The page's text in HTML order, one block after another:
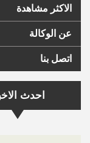
الاكثر مشاهدة
عن الوكالة
اتصل بنا
احدث